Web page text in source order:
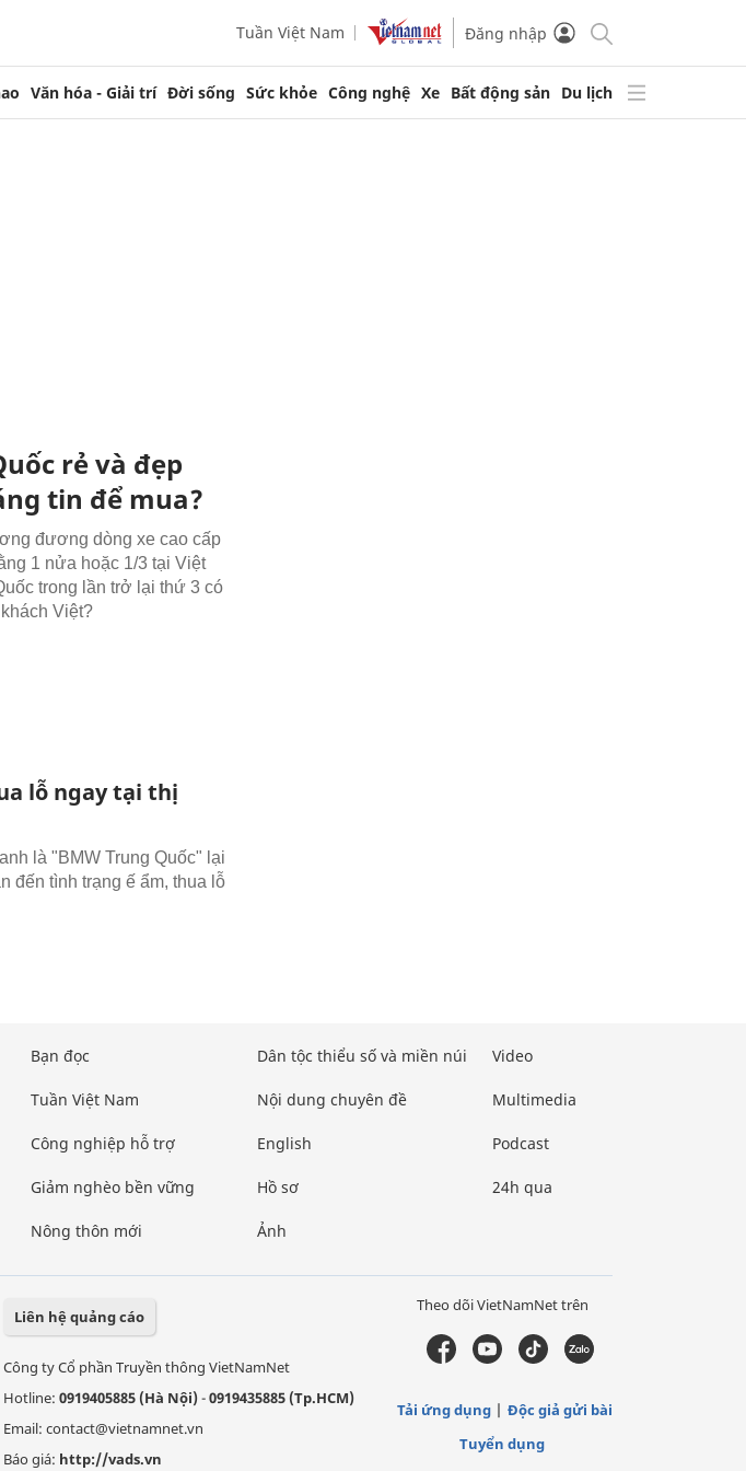
Tuần Việt Nam Đăng nhập
Văn hóa - Giải trí Đời sống Sức khỏe Công nghệ Xe Bất động sản Du lịch
rẻ và đẹp
tin để mua?
đương dòng xe cao cấp
1 nửa hoặc 1/3 tại Việt
trong lần trở lại thứ 3 có
Việt?
lỗ ngay tại thị
là "BMW Trung Quốc" lại
đến tình trạng ế ẩm, thua lỗ
Bạn đọc
Tuần Việt Nam
Công nghiệp hỗ trợ
Giảm nghèo bền vững
Nông thôn mới
Dân tộc thiểu số và miền núi
Nội dung chuyên đề
English
Hồ sơ
Ảnh
Video
Multimedia
Podcast
24h qua
Liên hệ quảng cáo
Công ty Cổ phần Truyền thông VietNamNet
Hotline: 0919405885 (Hà Nội)-0919435885 (Tp.HCM)
Email: contact@vietnamnet.vn
Báo giá: http://vads.vn
Theo dõi VietNamNet trên
Tải ứng dụng
Độc giả gửi bài
Tuyển dụng